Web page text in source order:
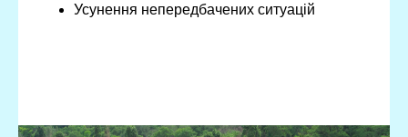
Усунення непередбачених ситуацій